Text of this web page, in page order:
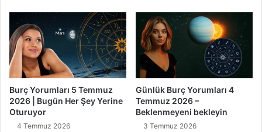
Burç Yorumları 5 Temmuz
2026 | Bugün Her Şey Yerine
Oturuyor
4 Temmuz 2026
Günlük Burç Yorumları 4
Temmuz 2026 –
Beklenmeyeni bekleyin
3 Temmuz 2026